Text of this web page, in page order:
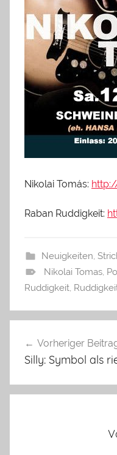
Nikolai Tomás:
Raban Ruddigkeit:
Neuigkeiten,
Nikolai Tomas,
Ruddigkeit,
Vorheriger
Silly: Symbol als